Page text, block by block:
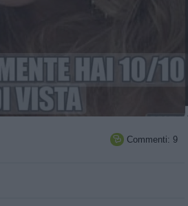
 Commenti: 9